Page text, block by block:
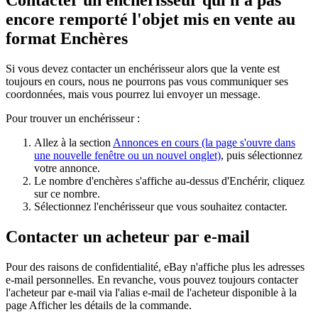
encore remporté l'objet mis en vente au
format Enchères
Si vous devez contacter un enchérisseur alors que la vente est
toujours en cours, nous ne pourrons pas vous communiquer ses
coordonnées, mais vous pourrez lui envoyer un message.
Pour trouver un enchérisseur :
Allez à la section Annonces en cours (la page s'ouvre dans
une nouvelle fenêtre ou un nouvel onglet), puis sélectionnez
votre annonce.
Le nombre d'enchères s'affiche au-dessus d'Enchérir, cliquez
sur ce nombre.
Sélectionnez l'enchérisseur que vous souhaitez contacter.
Contacter un acheteur par e-mail
Pour des raisons de confidentialité, eBay n'affiche plus les adresses
e-mail personnelles. En revanche, vous pouvez toujours contacter
l'acheteur par e-mail via l'alias e-mail de l'acheteur disponible à la
page Afficher les détails de la commande.